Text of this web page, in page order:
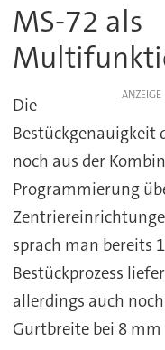
MS-72 als
ANZEIGE
Die
Bestückgenauigkeit
noch aus der
Programmierung
sprach man bereits
Bestückprozess
allerdings auch
Gurtbreite bei 8 mm